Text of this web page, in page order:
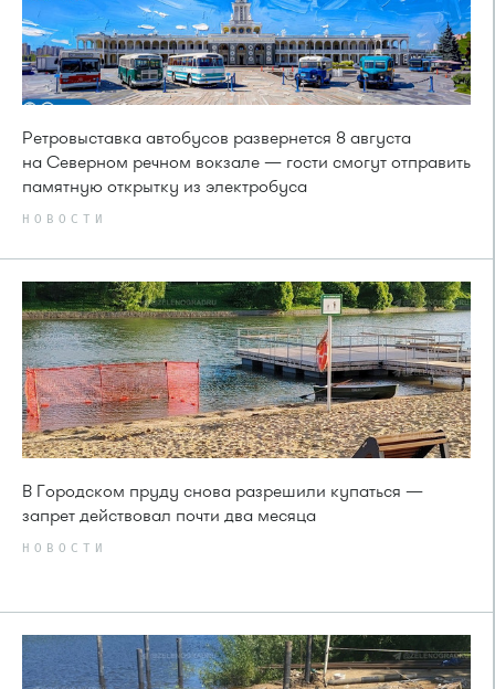
Ретровыставка автобусов развернется 8 августа
на Северном речном вокзале — гости смогут отправить
памятную открытку из электробуса
НОВОСТИ
В Городском пруду снова разрешили купаться —
запрет действовал почти два месяца
НОВОСТИ